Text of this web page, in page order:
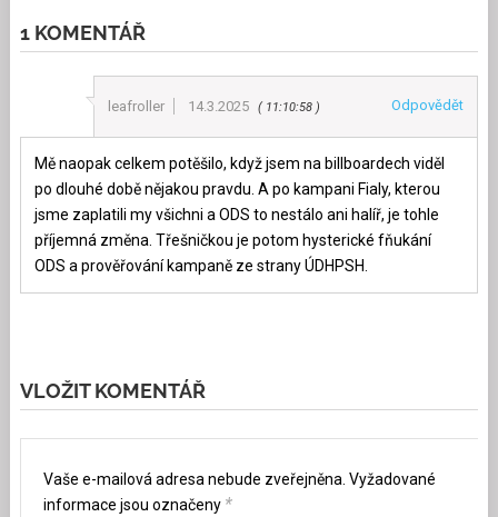
1 KOMENTÁŘ
leafroller 14.3.2025 11:10:58 Odpovědět
Mě naopak celkem potěšilo, když jsem na billboardech viděl
po dlouhé době nějakou pravdu. A po kampani Fialy, kterou
jsme zaplatili my všichni a ODS to nestálo ani halíř, je tohle
příjemná změna. Třešničkou je potom hysterické fňukání
ODS a prověřování kampaně ze strany ÚDHPSH.
VLOŽIT KOMENTÁŘ
Vaše e-mailová adresa nebude zveřejněna. Vyžadované
informace jsou označeny *